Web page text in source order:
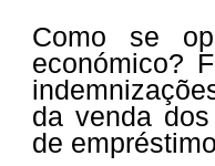
Como se
económico?
da venda
de